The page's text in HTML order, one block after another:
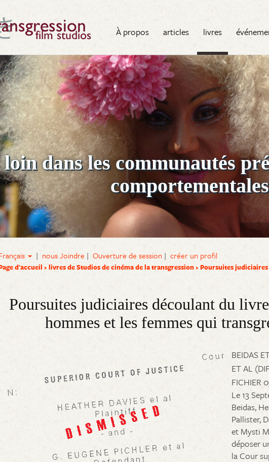
dans les communautés
comportementales
| nous Joindre | Ouverture de session | créer un profil
d'accueil livres de Studios de cinéma de la transgression Poursuites
Poursuites judiciaires découlant du
hommes et les femmes qui
BEIDAS
ET AL
FICHIER
Le 13
Beidas,
Pallister,
et Mysti
déposer
la Cour
À propos articles livres